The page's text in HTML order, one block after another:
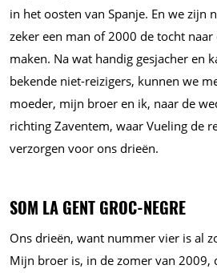
in het oosten van Spanje. En we zijn
zeker een man of 2000 de tocht naar
maken. Na wat handig gesjacher en
bekende niet-reizigers, kunnen we
moeder, mijn broer en ik, naar de
richting Zaventem, waar Vueling de
verzorgen voor ons drieën.
SOM LA GENT GROC-NEGRE
Ons drieën, want nummer vier is al
Mijn broer is, in de zomer van 2009,